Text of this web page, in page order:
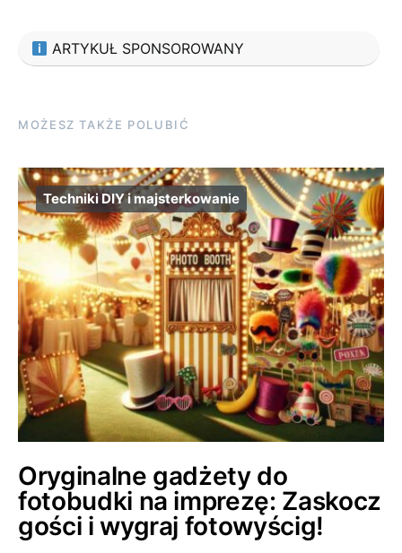
ARTYKUŁ SPONSOROWANY
MOŻESZ TAKŻE POLUBIĆ
Techniki DIY i majsterkowanie
Oryginalne gadżety do
fotobudki na imprezę: Zaskocz
gości i wygraj fotowyścig!